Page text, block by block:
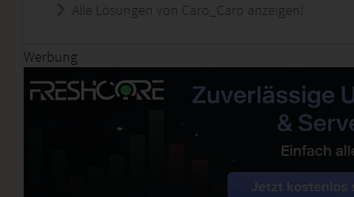
Alle Lösungen von Caro_Caro anzeigen!
Werbung